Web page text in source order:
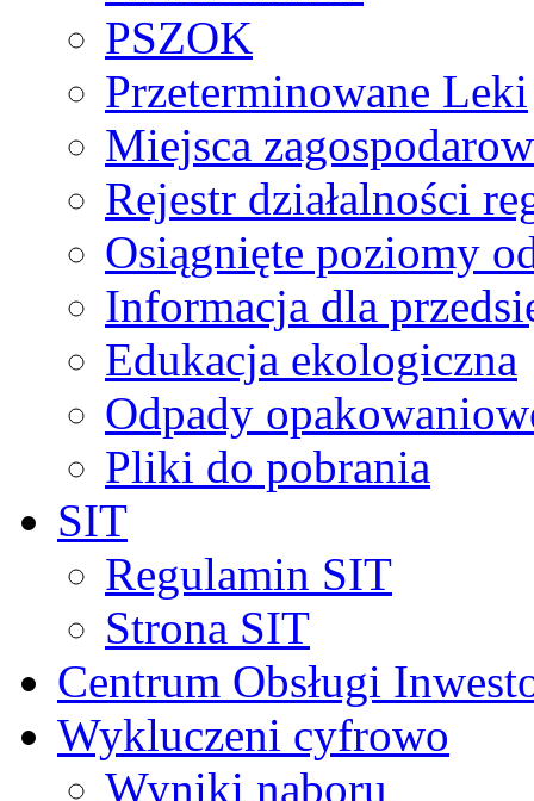
PSZOK
Przeterminowane Leki
Miejsca
Rejestr działalności
Osiągnięte poziomy
Informacja dla
Edukacja ekologiczna
Odpady
Pliki do pobrania
SIT
Regulamin SIT
Strona SIT
Centrum Obsługi
Wykluczeni cyfrowo
Wyniki naboru